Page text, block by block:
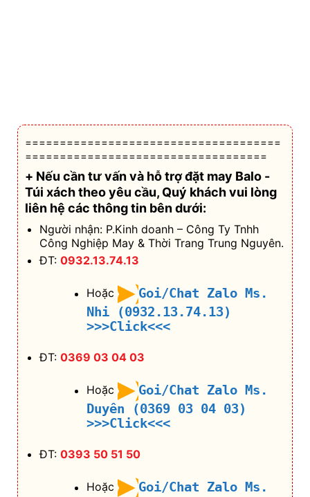
=====================================
===================================
+ Nếu cần tư vấn và hỗ trợđặt may Balo -
Túi xách theo yêu cầu, Quý khách vui lòng
liên hệ các thông tin bên dưới:
Người nhận: P.Kinh doanh – Công Ty Tnhh
Công Nghiệp May & Thời Trang Trung Nguyên.
ĐT: 0932.13.74.13
Hoặc
Goi/Chat Zalo Ms.
Nhi (0932.13.74.13)
>>>Click<<<
ĐT: 0369 03 04 03
Hoặc
Goi/Chat Zalo Ms.
Duyên (0369 03 04 03)
>>>Click<<<
ĐT: 0393 50 51 50
Hoặc
Goi/Chat Zalo Ms.